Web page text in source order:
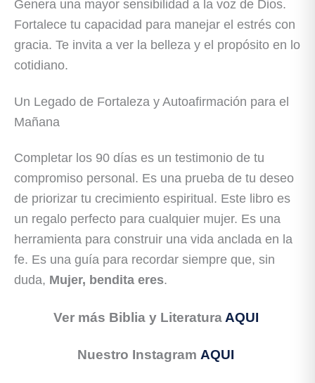
Genera una mayor sensibilidad a la voz de Dios.
Fortalece tu capacidad para manejar el estrés con
gracia. Te invita a ver la belleza y el propósito en lo
cotidiano.
Un Legado de Fortaleza y Autoafirmación para el
Mañana
Completar los 90 días es un testimonio de tu
compromiso personal. Es una prueba de tu deseo
de priorizar tu crecimiento espiritual. Este libro es
un regalo perfecto para cualquier mujer. Es una
herramienta para construir una vida anclada en la
fe. Es una guía para recordar siempre que, sin
duda, Mujer, bendita eres.
Ver más Biblia y Literatura AQUI
Nuestro Instagram AQUI